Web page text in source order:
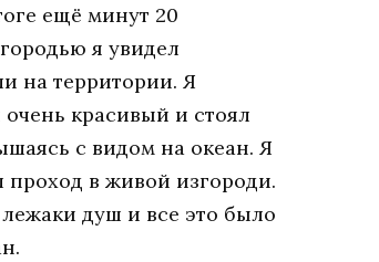
ещё минут 20
я увидел
на территории. Я
красивый и стоял
с видом на океан. Я
проход в живой изгороди.
душ и все это было